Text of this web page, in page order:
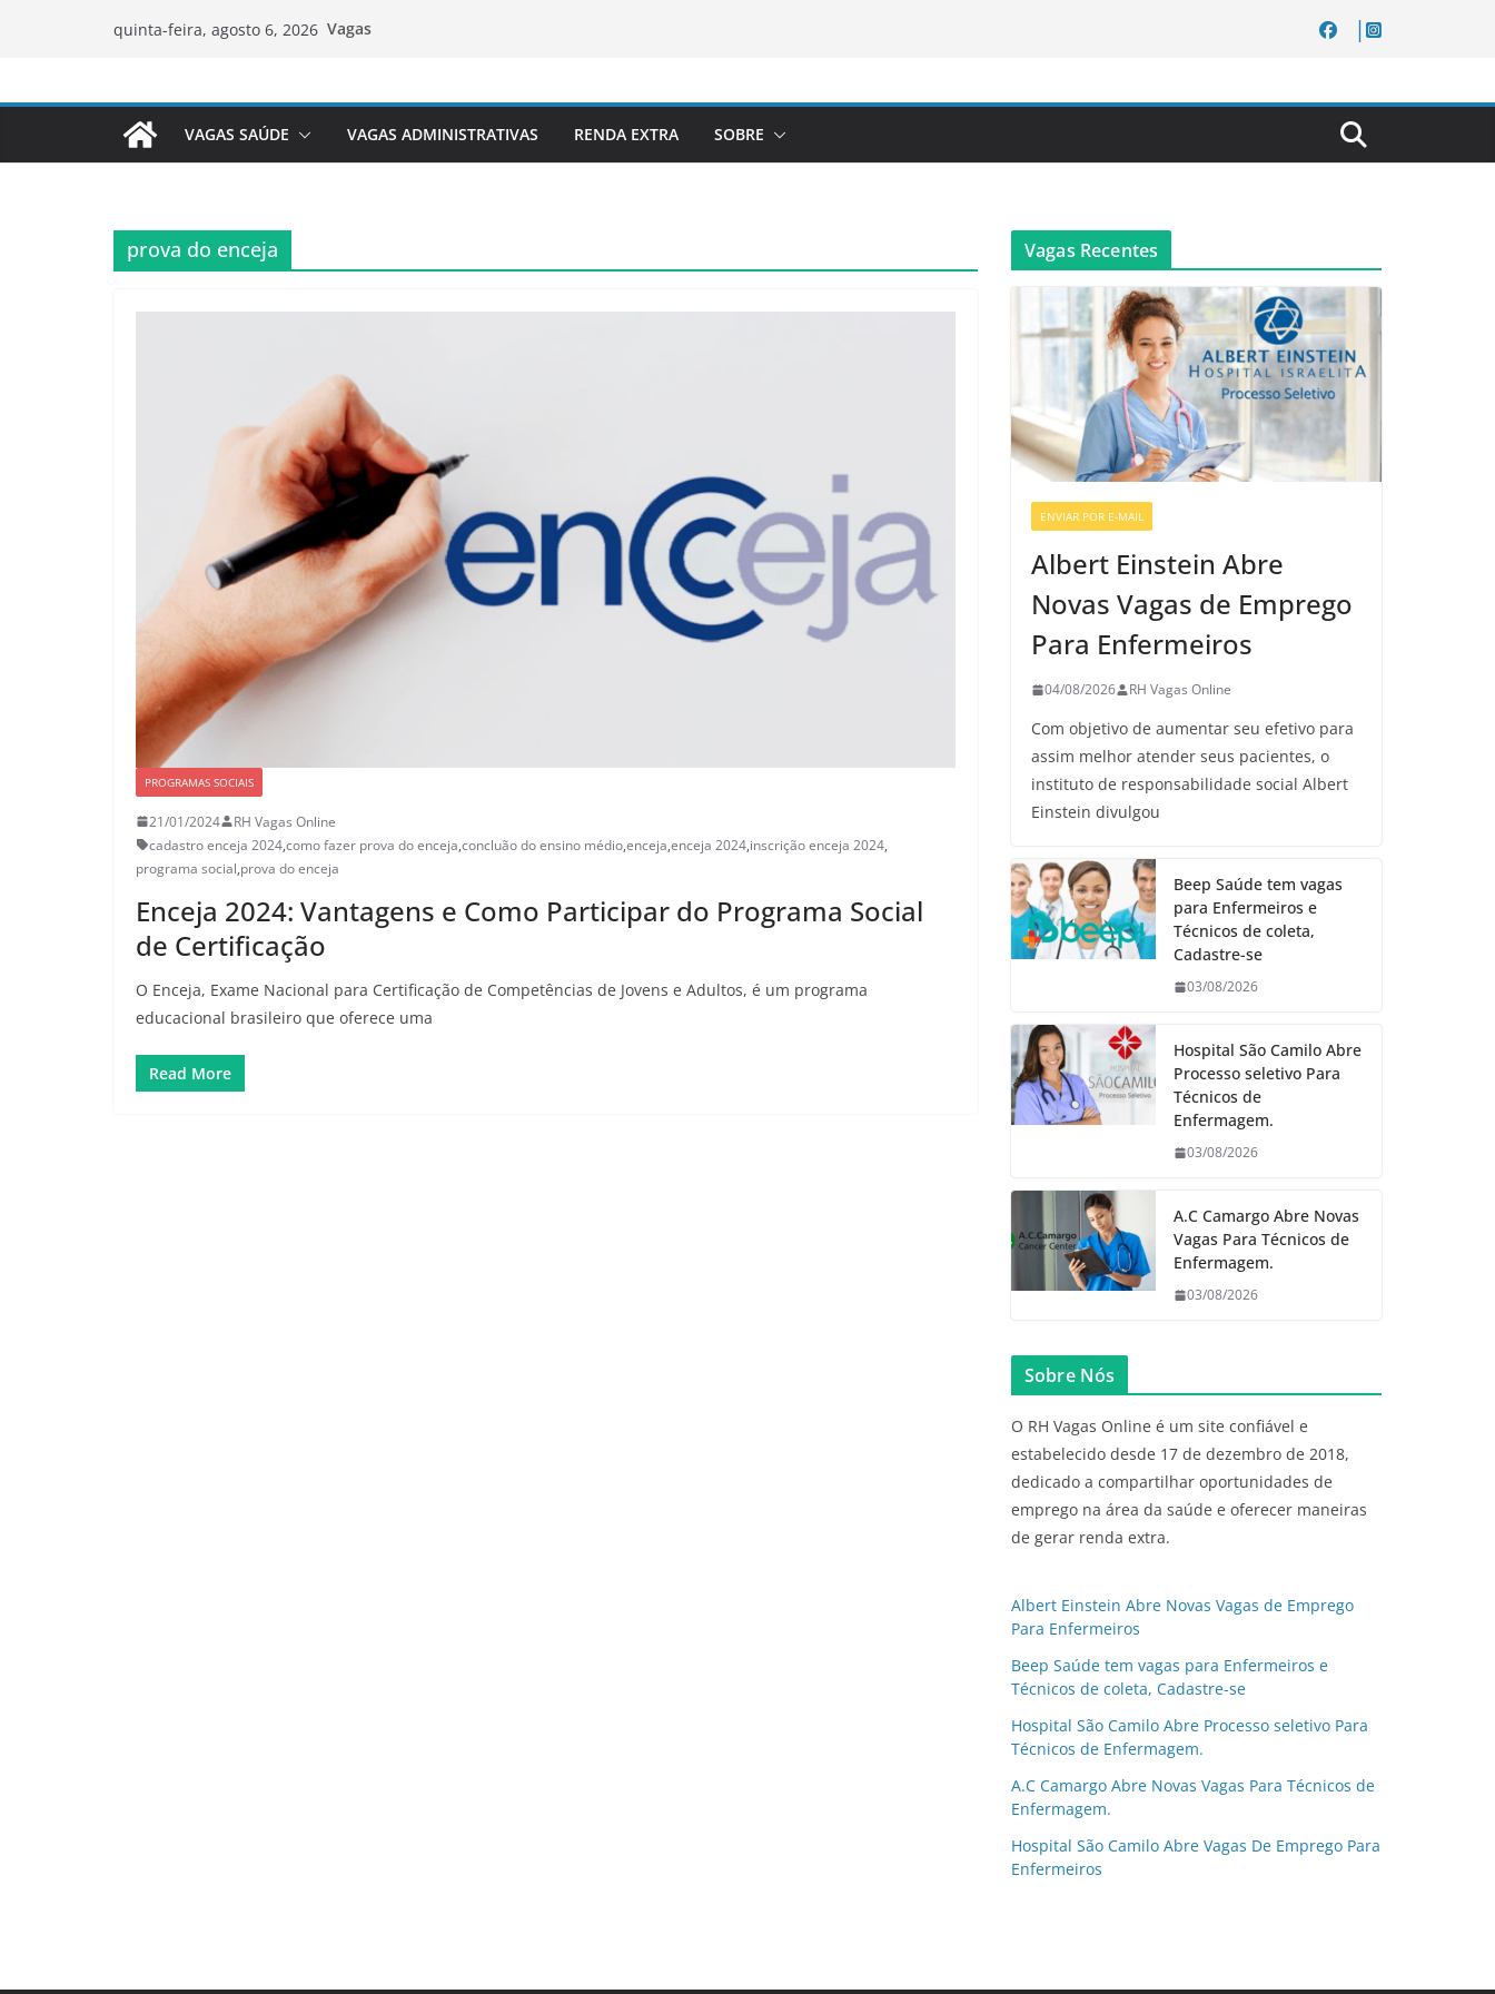
conteúdo
quinta-feira, agosto 6, 2026 Vagas
VAGAS SAÚDE VAGAS ADMINISTRATIVAS RENDA EXTRA SOBRE
prova do enceja
PROGRAMAS SOCIAIS
21/01/2024
RH Vagas Online
cadastro enceja 2024,como fazer prova do enceja,concluão do ensino médio,enceja,enceja 2024,inscrição enceja 2024,
programa social,prova do enceja
Enceja 2024: Vantagens e Como Participar do Programa Social
de Certificação
O Enceja, Exame Nacional para Certificação de Competências de Jovens e Adultos, é um programa
educacional brasileiro que oferece uma
Read More
Vagas Recentes
ENVIAR POR E-MAIL
Albert Einstein Abre
Novas Vagas de Emprego
Para Enfermeiros
04/08/2026 RH Vagas Online
Com objetivo de aumentar seu efetivo para
assim melhor atender seus pacientes, o
instituto de responsabilidade social Albert
Einstein divulgou
Beep Saúde tem vagas
para Enfermeiros e
Técnicos de coleta,
Cadastre-se
03/08/2026
Hospital São Camilo Abre
Processo seletivo Para
Técnicos de
Enfermagem.
03/08/2026
A.C Camargo Abre Novas
Vagas Para Técnicos de
Enfermagem.
03/08/2026
Sobre Nós
O RH Vagas Online é um site confiável e
estabelecido desde 17 de dezembro de 2018,
dedicado a compartilhar oportunidades de
emprego na área da saúde e oferecer maneiras
de gerar renda extra.
Albert Einstein Abre Novas Vagas de Emprego
Para Enfermeiros
Beep Saúde tem vagas para Enfermeiros e
Técnicos de coleta, Cadastre-se
Hospital São Camilo Abre Processo seletivo Para
Técnicos de Enfermagem.
A.C Camargo Abre Novas Vagas Para Técnicos de
Enfermagem.
Hospital São Camilo Abre Vagas De Emprego Para
Enfermeiros